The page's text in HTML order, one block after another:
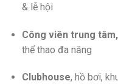
& lễ hội
Công viên trung
thể thao đa năng
Clubhouse, hồ bơi,